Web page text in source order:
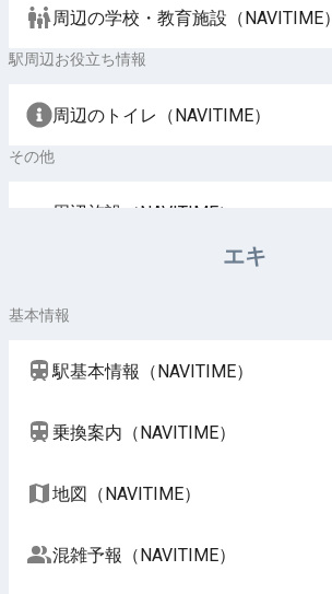
周辺の学校・教育施設（NAVITIME）
駅周辺お役立ち情報
周辺のトイレ（NAVITIME）
その他
周辺施設（NAVITIME）
エキ
基本情報
駅基本情報（NAVITIME）
乗換案内（NAVITIME）
地図（NAVITIME）
混雑予報（NAVITIME）